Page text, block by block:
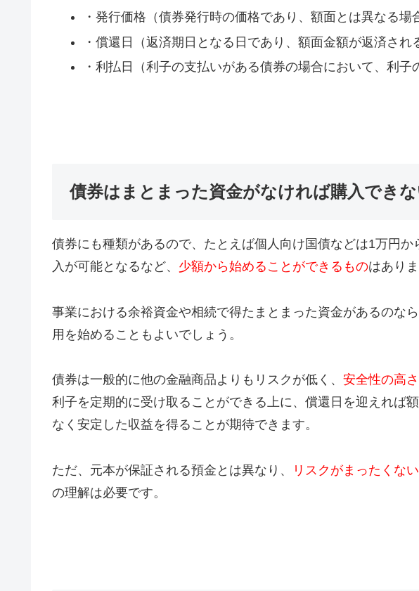
・発行価格（債券発行時の価格であり、額面とは異なる場
・償還日（返済期日となる日であり、額面金額が返済され
・利払日（利子の支払いがある債券の場合において、利子
債券はまとまった資金がなければ購入でき
債券にも種類があるので、たとえば個人向け国債などは1万円
入が可能となるなど、 少額から始めることができるものはありま
事業における余裕資金や相続で得たまとまった資金があるのなら
用を始めることもよいでしょう。
債券は一般的に他の金融商品よりもリスクが低く、 安全性の高
利子を定期的に受け取ることができる上に、償還日を迎えれば
なく安定した収益を得ることが期待できます。
ただ、元本が保証される預金とは異なり、 リスクがまったくな
の理解は必要です。